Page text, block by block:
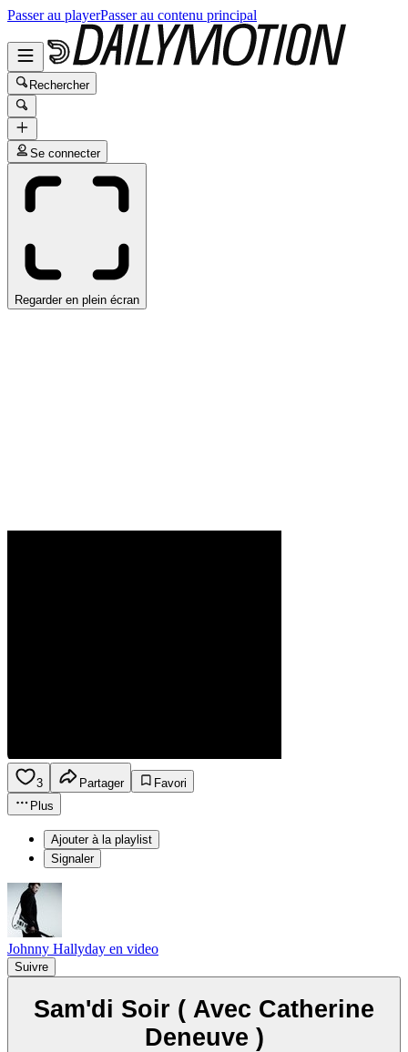
Passer au playerPasser au contenu principal
Rechercher
Se connecter
Regarder en plein écran
3 Partager
Favori
Plus
Ajouter à la playlist
Signaler
Johnny Hallyday en video
Suivre
Sam'di Soir ( Avec Catherine
Deneuve )